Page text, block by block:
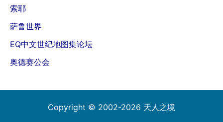
索耶
萨鲁世界
EQ中文世纪地图集论坛
奥德赛公会
Copyright © 2002-2026 天人之境